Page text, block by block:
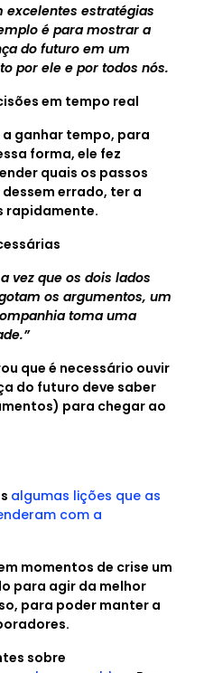
excelentes estratégias
é para mostrar a
do futuro em um
por ele e por todos nós.
em tempo real
ganhar tempo, para
forma, ele fez
quais os passos
errado, ter a
rapidamente.
vez que os dois lados
os argumentos, um
toma uma
que é necessário ouvir
do futuro deve saber
para chegar ao
algumas lições que as
com a
momentos de crise um
para agir da melhor
para poder manter a
sobre